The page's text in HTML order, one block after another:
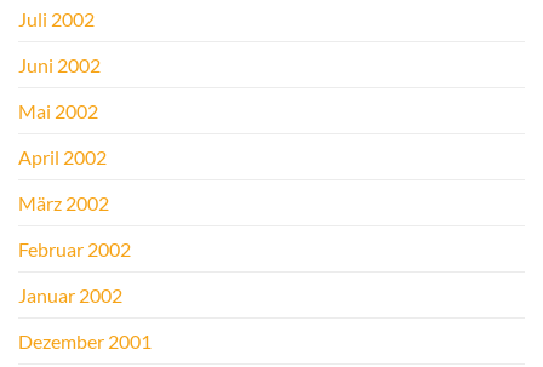
Juli 2002
Juni 2002
Mai 2002
April 2002
März 2002
Februar 2002
Januar 2002
Dezember 2001